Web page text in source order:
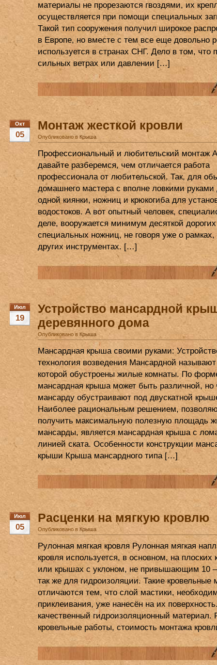
материалы не прорезаются гвоздями, их
осуществляется при помощи специальных
Такой тип сооружения получил широкое
в Европе, но вместе с тем все еще довольно
используется в странах СНГ. Дело в том, что
сильных ветрах или давлении […]
Окт
05
Монтаж жесткой кровли
Опубликовано в Крыша
Профессиональный и любительский монтаж
давайте разберемся, чем отличается работа
профессионала от любительской. Так, для
домашнего мастера с вполне ловкими руками
одной киянки, ножниц и крюкогиба для
водостоков. А вот опытный человек,
деле, вооружается минимум десяткой дорогих
специальных ножниц, не говоря уже о
других инструментах. […]
Июл
19
Устройство мансардной
деревянного дома
Опубликовано в Крыша
Мансардная крыша своими руками:
технология возведения Мансардной
которой обустроены жилые комнаты. По
мансардная крыша может быть различной, но
мансарду обустраивают под двускатной
Наиболее рациональным решением,
получить максимальную полезную площадь
мансарды, является мансардная крыша с
линией ската. Особенности конструкции
крыши Крыша мансардного типа […]
Июл
05
Расценки на мягкую кровлю
Опубликовано в Крыша
Рулонная мягкая кровля Рулонная мягкая
кровля используется, в основном, на плоских
или крышах с уклоном, не привышающим 10
так же для гидроизоляции. Такие кровельные
отличаются тем, что слой мастики,
приклеивания, уже нанесён на их
качественный гидроизоляционный материал.
кровельные работы, стоимость монтажа